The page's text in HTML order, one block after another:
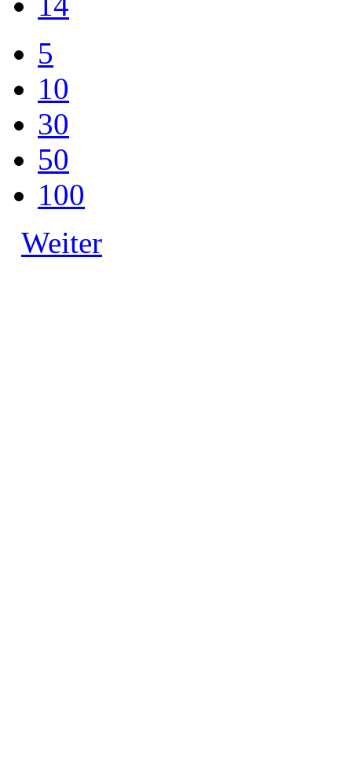
5
10
30
50
100
Weiter